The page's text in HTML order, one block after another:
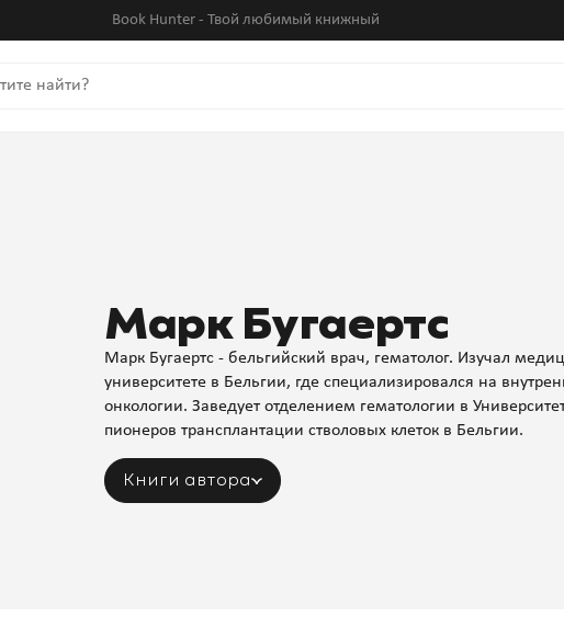
Book Hunter - Твой любимый книжный
Марк Бугаертс
Марк Бугаертс - бельгийский врач, гематолог. Изучал
университете в Бельгии, где специализировался на
онкологии. Заведует отделением гематологии в
пионеров трансплантации стволовых клеток в Бельгии.
Книги автора